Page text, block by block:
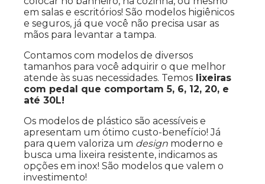
em salas e escritórios! São modelos higiênicos
e seguros, já que você não precisa usar as
mãos para levantar a tampa.
Contamos com modelos de diversos
tamanhos para você adquirir o que melhor
atende às suas necessidades. Temos lixeiras
com pedal que comportam 5, 6, 12, 20, e
até 30L!
Os modelos de plástico são acessíveis e
apresentam um ótimo custo-benefício! Já
para quem valoriza um design moderno e
busca uma lixeira resistente, indicamos as
opções em inox! São modelos que valem o
investimento!